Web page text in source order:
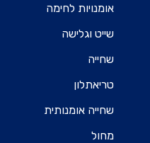
אומנויות לחימה
שייט וגלישה
שחייה
טריאתלון
שחייה אומנותית
מחול